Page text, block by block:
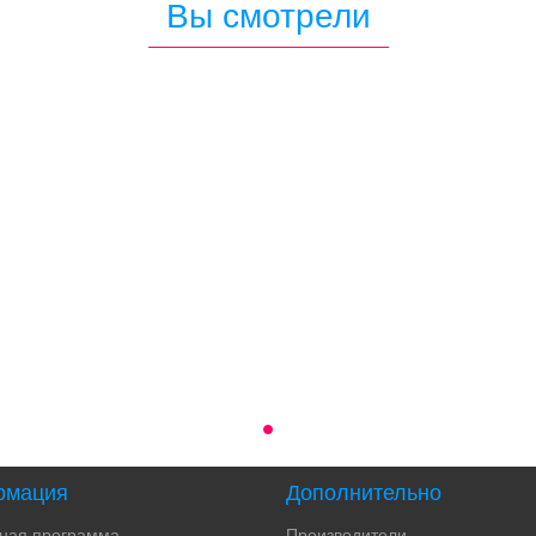
Вы смотрели
Дополнительно